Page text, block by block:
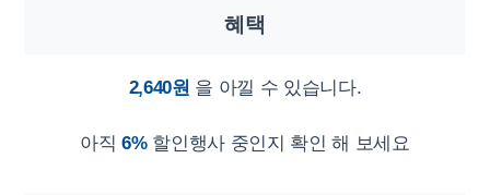
혜택
2,640원 을 아낄 수 있습니다.
아직6%할인행사 중인지 확인 해 보세요